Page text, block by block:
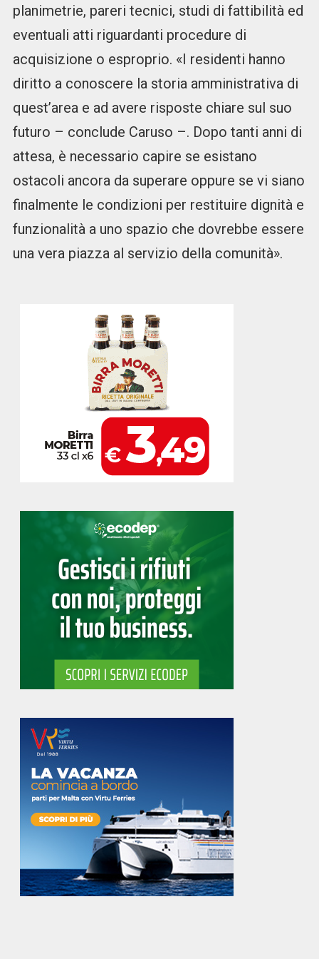
planimetrie, pareri tecnici, studi di fattibilità ed
eventuali atti riguardanti procedure di
acquisizione o esproprio. «I residenti hanno
diritto a conoscere la storia amministrativa di
quest’area e ad avere risposte chiare sul suo
futuro – conclude Caruso –. Dopo tanti anni di
attesa, è necessario capire se esistano
ostacoli ancora da superare oppure se vi siano
finalmente le condizioni per restituire dignità e
funzionalità a uno spazio che dovrebbe essere
una vera piazza al servizio della comunità».